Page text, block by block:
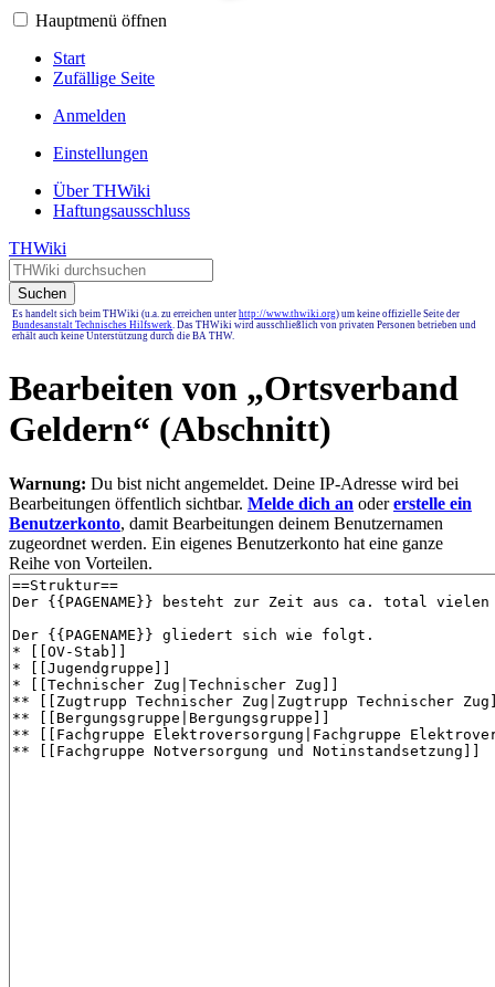
Hauptmenü öffnen
Start
Zufällige Seite
Anmelden
Einstellungen
Über THWiki
Haftungsausschluss
THWiki
Suchen
Es handelt sich beim THWiki (u.a. zu erreichen unter http://www.thwiki.org) um keine offizielle Seite der
Bundesanstalt Technisches Hilfswerk. Das THWiki wird ausschließlich von privaten Personen betrieben und
erhält auch keine Unterstützung durch die BA THW.
Bearbeiten von „Ortsverband
Geldern“ (Abschnitt)
Warnung: Du bist nicht angemeldet. Deine IP-Adresse wird bei
Bearbeitungen öffentlich sichtbar. Melde dich an odererstelle ein
Benutzerkonto, damit Bearbeitungen deinem Benutzernamen
zugeordnet werden. Ein eigenes Benutzerkonto hat eine ganze
Reihe von Vorteilen.